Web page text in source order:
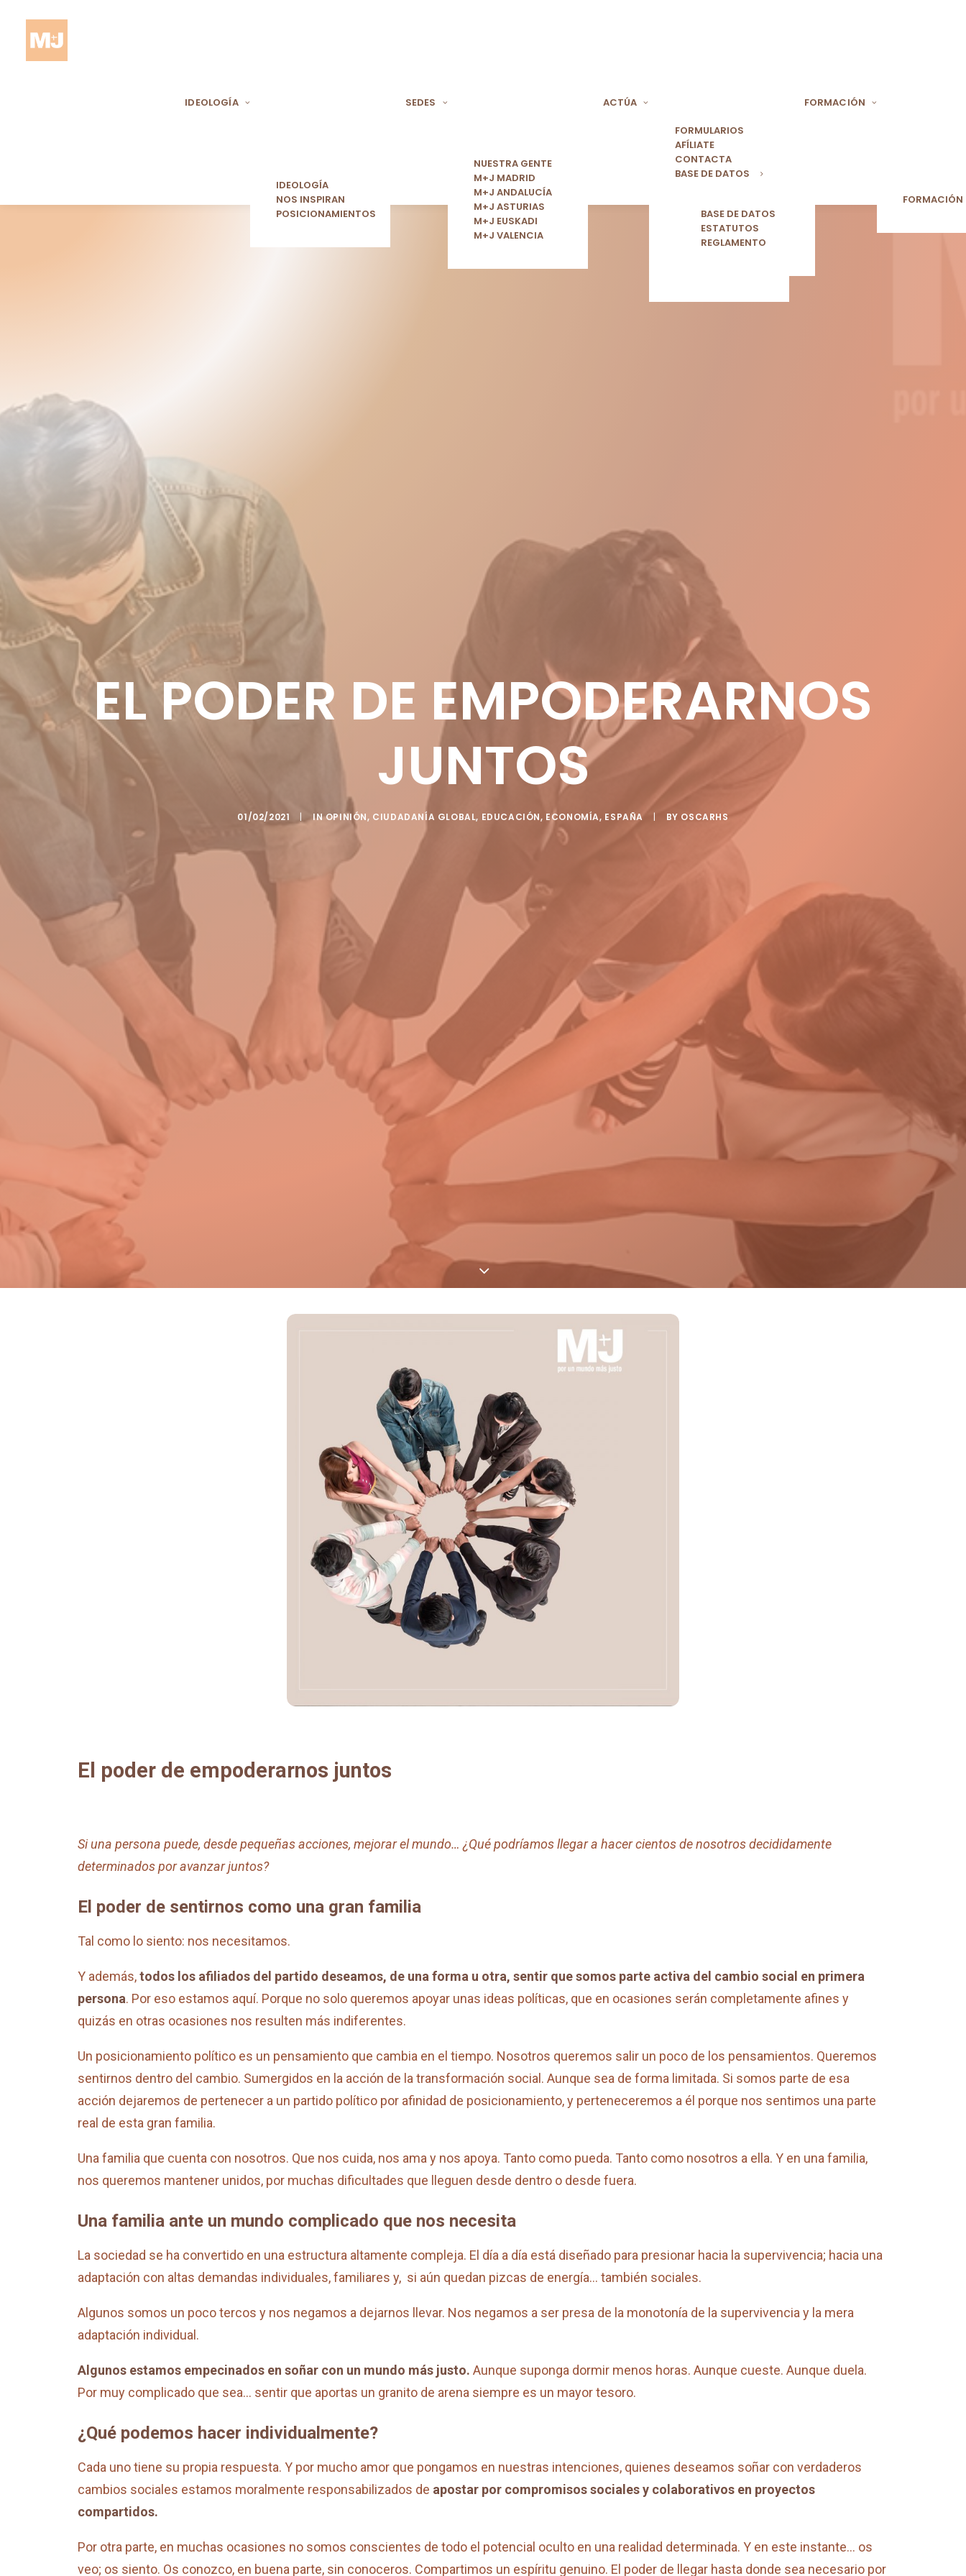
IDEOLOGÍA
IDEOLOGÍA
NOS INSPIRAN
POSICIONAMIENTOS
SEDES
NUESTRA GENTE
M+J MADRID
M+J ANDALUCÍA
M+J ASTURIAS
M+J EUSKADI
M+J VALENCIA
ACTÚA
FORMULARIOS
AFÍLIATE
CONTACTA
BASE DE DATOS
BASE DE DATOS
ESTATUTOS
REGLAMENTO
FORMACIÓN
FORMACIÓN
EL PODER DE EMPODERARNOS
JUNTOS
01/02/2021 | INOPINIÓN, CIUDADANÍA GLOBAL, EDUCACIÓN, ECONOMÍA, ESPAÑA | BY OSCARHS
El poder de empoderarnos juntos
Si una persona puede, desde pequeñas acciones, mejorar el mundo… ¿Qué podríamos llegar a hacer cientos de nosotros decididamente
determinados por avanzar juntos?
El poder de sentirnos como una gran familia
Tal como lo siento: nos necesitamos.
Y además,todos los afiliados del partido deseamos, de una forma u otra, sentir que somos parte activa del cambio social en primera
persona. Por eso estamos aquí. Porque no solo queremos apoyar unas ideas políticas, que en ocasiones serán completamente afines y
quizás en otras ocasiones nos resulten más indiferentes.
Un posicionamiento político es un pensamiento que cambia en el tiempo. Nosotros queremos salir un poco de los pensamientos. Queremos
sentirnos dentro del cambio. Sumergidos en la acción de la transformación social. Aunque sea de forma limitada. Si somos parte de esa
acción dejaremos de pertenecer a un partido político por afinidad de posicionamiento, y perteneceremos a él porque nos sentimos una parte
real de esta gran familia.
Una familia que cuenta con nosotros. Que nos cuida, nos ama y nos apoya. Tanto como pueda. Tanto como nosotros a ella. Y en una familia,
nos queremos mantener unidos, por muchas dificultades que lleguen desde dentro o desde fuera.
Una familia ante un mundo complicado que nos necesita
La sociedad se ha convertido en una estructura altamente compleja. El día a día está diseñado para presionar hacia la supervivencia; hacia una
adaptación con altas demandas individuales, familiares y, si aún quedan pizcas de energía… también sociales.
Algunos somos un poco tercos y nos negamos a dejarnos llevar. Nos negamos a ser presa de la monotonía de la supervivencia y la mera
adaptación individual.
Algunos estamos empecinados en soñar con un mundo más justo. Aunque suponga dormir menos horas. Aunque cueste. Aunque duela.
Por muy complicado que sea… sentir que aportas un granito de arena siempre es un mayor tesoro.
¿Qué podemos hacer individualmente?
Cada uno tiene su propia respuesta. Y por mucho amor que pongamos en nuestras intenciones, quienes deseamos soñar con verdaderos
cambios sociales estamos moralmente responsabilizados de apostar por compromisos sociales y colaborativos en proyectos
compartidos.
Por otra parte, en muchas ocasiones no somos conscientes de todo el potencial oculto en una realidad determinada. Y en este instante… os
veo; os siento. Os conozco, en buena parte, sin conoceros. Compartimos un espíritu genuino. El poder de llegar hasta donde sea necesario por